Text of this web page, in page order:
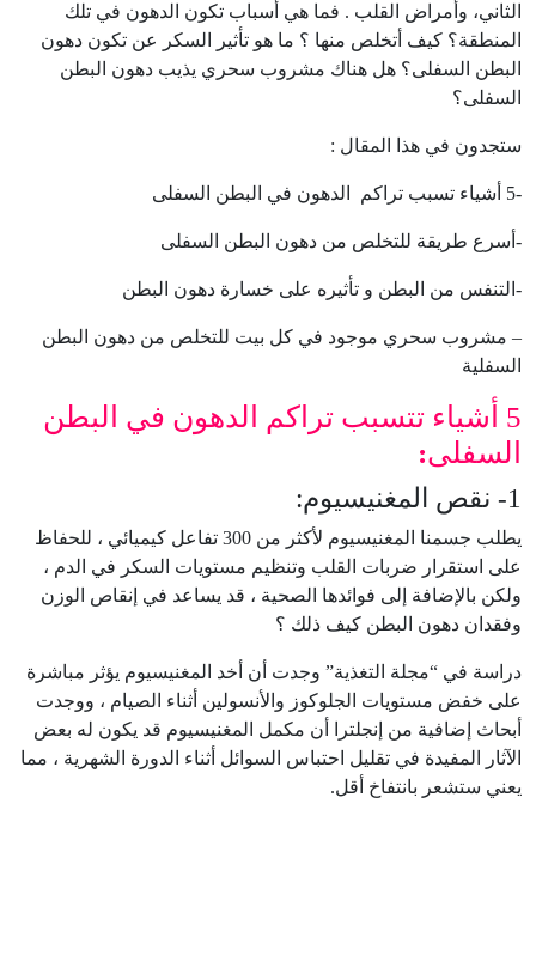
الثاني، وأمراض القلب . فما هي أسباب تكون الدهون في تلك
المنطقة؟ كيف أتخلص منها ؟ ما هو تأثير السكر عن تكون دهون
البطن السفلى؟ هل هناك مشروب سحري يذيب دهون البطن
السفلى؟
ستجدون في هذا المقال :
-5 أشياء تسبب تراكم الدهون في البطن السفلى
-أسرع طريقة للتخلص من دهون البطن السفلى
-التنفس من البطن و تأثيره على خسارة دهون البطن
– مشروب سحري موجود في كل بيت للتخلص من دهون البطن
السفلية
5 أشياء تتسبب تراكم الدهون في البطن
السفلى:
1- نقص المغنيسيوم:
يطلب جسمنا المغنيسيوم لأكثر من 300 تفاعل كيميائي ، للحفاظ
على استقرار ضربات القلب وتنظيم مستويات السكر في الدم ،
ولكن بالإضافة إلى فوائدها الصحية ، قد يساعد في إنقاص الوزن
وفقدان دهون البطن كيف ذلك ؟
دراسة في “مجلة التغذية” وجدت أن أخد المغنيسيوم يؤثر مباشرة
على خفض مستويات الجلوكوز والأنسولين أثناء الصيام ، ووجدت
أبحاث إضافية من إنجلترا أن مكمل المغنيسيوم قد يكون له بعض
الآثار المفيدة في تقليل احتباس السوائل أثناء الدورة الشهرية ، مما
يعني ستشعر بانتفاخ أقل.